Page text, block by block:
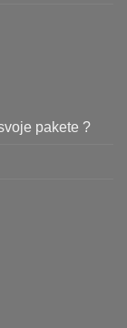
pakete ?